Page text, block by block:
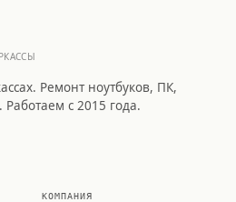
Ремонт ноутбуков, ПК,
с 2015 года.
КОМПАНИЯ